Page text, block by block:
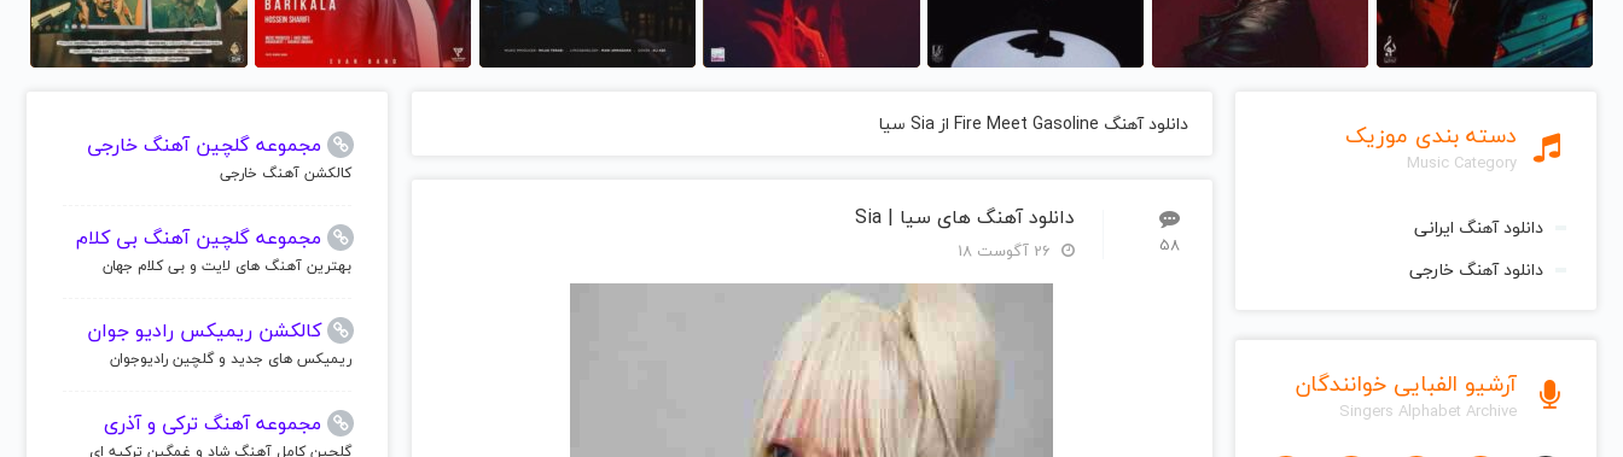
دسته بندی موزیک
Music Category
دانلود آهنگ ایرانی
دانلود آهنگ خارجی
آرشیو الفبایی خوانندگان
Singers Alphabet Archive
دانلود آهنگ Fire Meet Gasoline از Sia سیا
58
دانلود آهنگ های سیا | Sia
مجموعه گلچین آهنگ خارجی
کالکشن آهنگ خارجی
مجموعه گلچین آهنگ بی کلام
بهترین آهنگ های لایت و بی کلام جهان
کالکشن ریمیکس رادیو جوان
ریمیکس های جدید و گلچین رادیوجوان
مجموعه آهنگ ترکی و آذری
گلچین کامل آهنگ شاد و غمگین ترکیه ای